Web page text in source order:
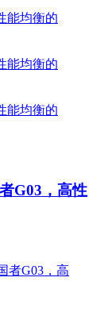
G03，高性